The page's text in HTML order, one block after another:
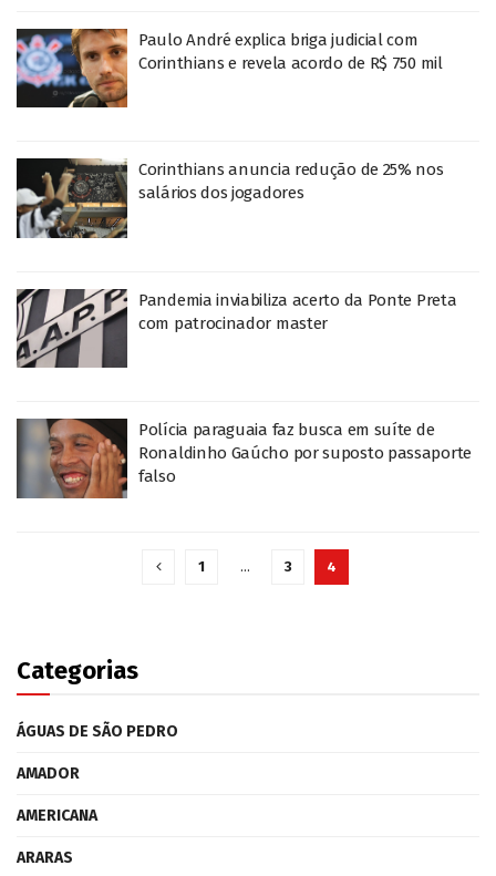
Paulo André explica briga judicial com
Corinthians e revela acordo de R$ 750 mil
Corinthians anuncia redução de 25% nos
salários dos jogadores
Pandemia inviabiliza acerto da Ponte Preta
com patrocinador master
Polícia paraguaia faz busca em suíte de
Ronaldinho Gaúcho por suposto passaporte
falso
1 … 3 4
Categorias
ÁGUAS DE SÃO PEDRO
AMADOR
AMERICANA
ARARAS